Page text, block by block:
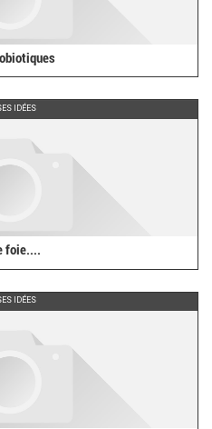
IDÉES
foie....
IDÉES